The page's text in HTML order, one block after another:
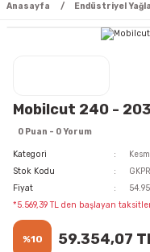
Anasayfa Endüstriyel
Mobilcut 240 -
0 Puan - 0 Yorum
Kategori
Stok Kodu
Fiyat
*5.569,39 TL den başlayan
%10 59.354,07